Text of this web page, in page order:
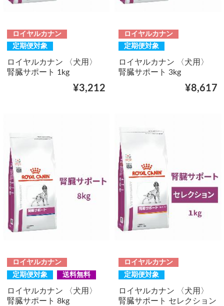
ロイヤルカナン
定期便対象
ロイヤルカナン 〈犬用〉
腎臓サポート 1kg
¥3,212
ロイヤルカナン
定期便対象
ロイヤルカナン 〈犬用〉
腎臓サポート 3kg
¥8,617
ロイヤルカナン
定期便対象
送料無料
ロイヤルカナン 〈犬用〉
腎臓サポート 8kg
ロイヤルカナン
定期便対象
ロイヤルカナン 〈犬用〉
腎臓サポート セレクション